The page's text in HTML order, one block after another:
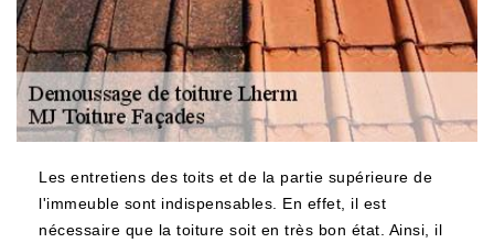
Les entretiens des toits et de la partie supérieure de
l'immeuble sont indispensables. En effet, il est
nécessaire que la toiture soit en très bon état. Ainsi, il